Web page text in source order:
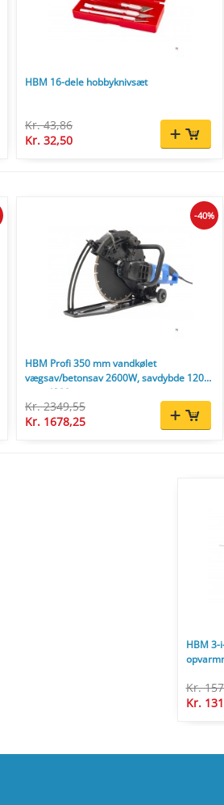
HBM 16-dele hobbyknivsæt
Kr. 43,86
Kr. 32,50
HBM Profi 350 mm vandkølet
vægsav/betonsav 2600W, savdybde 120
mm, 4300 rpm.
Kr. 2349,55
Kr. 1678,25
-40%
HBM
Kr.
Kr.